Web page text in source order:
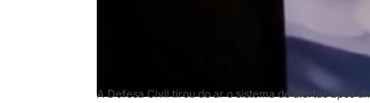
A Defesa Civil tirou do ar o sistema de alertas após